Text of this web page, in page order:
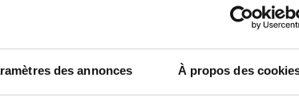
des annonces À propos des
, cliquez droit sur le jeu et sélectionnez